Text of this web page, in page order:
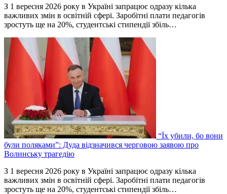
З 1 вересня 2026 року в Україні запрацює одразу кілька
важливих змін в освітній сфері. Заробітні плати педагогів
зростуть ще на 20%, студентські стипендії збіль…
“Їх убили, бо вони
були поляками”: Дуда відзначився черговою заявою про
Волинську трагедію
З 1 вересня 2026 року в Україні запрацює одразу кілька
важливих змін в освітній сфері. Заробітні плати педагогів
зростуть ще на 20%, студентські стипендії збіль…